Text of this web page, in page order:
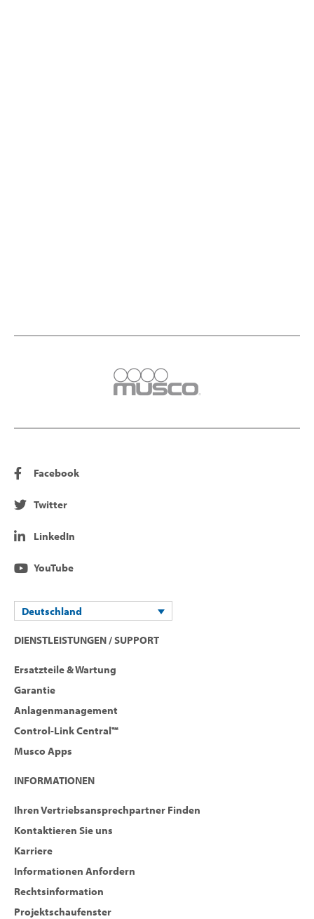
Facebook
Twitter
LinkedIn
YouTube
Deutschland
DIENSTLEISTUNGEN / SUPPORT
Ersatzteile & Wartung
Garantie
Anlagenmanagement
Control-Link Central™
Musco Apps
INFORMATIONEN
Ihren Vertriebsansprechpartner Finden
Kontaktieren Sie uns
Karriere
Informationen Anfordern
Rechtsinformation
Projektschaufenster